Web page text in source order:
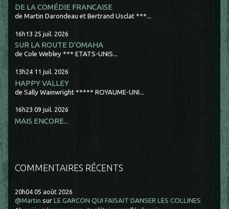
DE LA COMÉDIE FRANCAISE
de Martin Darondeau et Bertrand Usclat ***...
16h13 25 juil. 2026
SUR LA ROUTE D'OMAHA
de Cole Webley *** ETATS-UNIS...
13h24 11 juil. 2026
HAPPY VALLEY
de Sally Wainwright ***** ROYAUME-UNI...
16h23 09 juil. 2026
MAIS ENCORE...
COMMENTAIRES RÉCENTS
20h04 05 août 2026
@Martin surLE GARCON QUI FAISAIT DANSER LES COLLINES